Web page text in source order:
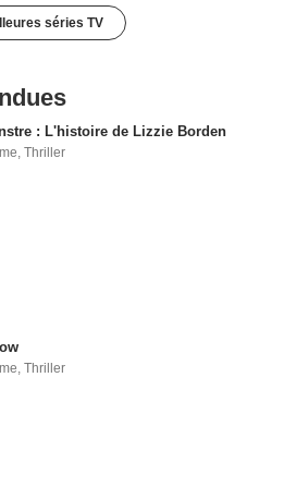
séries TV
: L'histoire de Lizzie Borden
,Thriller
,Thriller